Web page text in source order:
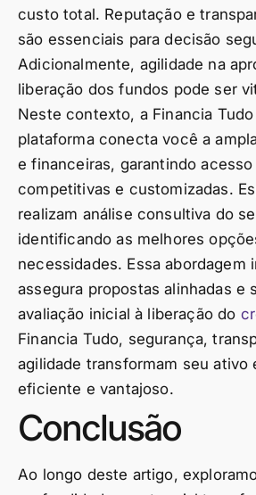
custo total. Reputação e
são essenciais para decisão
Adicionalmente, agilidade na
liberação dos fundos pode ser
Neste contexto, a Financia
plataforma conecta você a
e financeiras, garantindo
competitivas e customizadas.
realizam análise consultiva do
identificando as melhores
necessidades. Essa abordagem
assegura propostas alinhadas e
avaliação inicial à liberação do
Financia Tudo, segurança,
agilidade transformam seu ativo
eficiente e vantajoso.
Conclusão
Ao longo deste artigo,